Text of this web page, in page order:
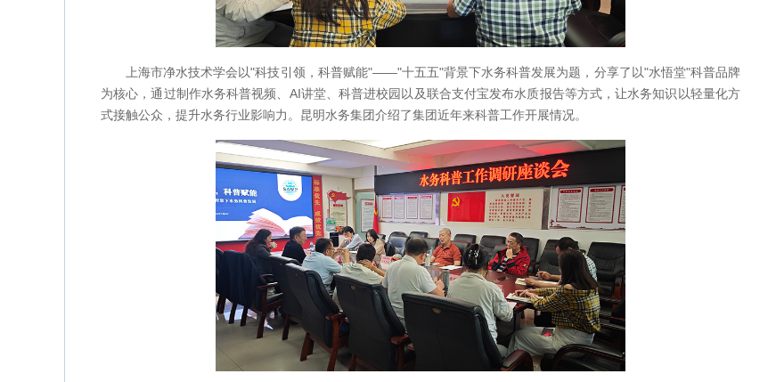
上海市净水技术学会以"科技引领，科普赋能"——"十五五"背景下水务科普发展为题，分享了以"水悟堂"科普品牌
为核心，通过制作水务科普视频、AI讲堂、科普进校园以及联合支付宝发布水质报告等方式，让水务知识以轻量化方
式接触公众，提升水务行业影响力。昆明水务集团介绍了集团近年来科普工作开展情况。